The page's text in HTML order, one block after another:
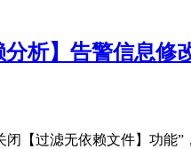
析】告警信息修
【过滤无依赖文件】功能”